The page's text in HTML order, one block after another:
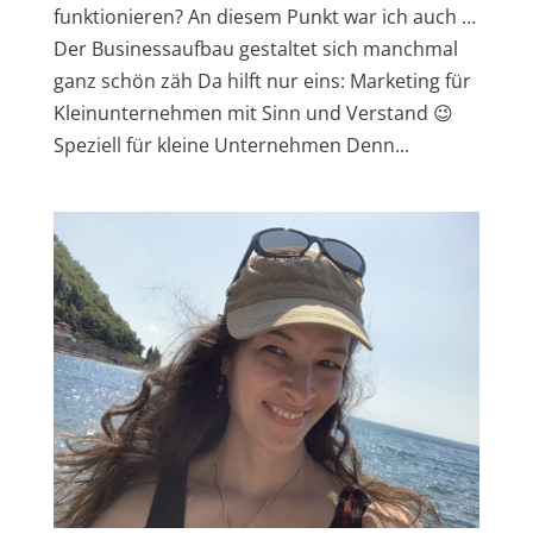
funktionieren? An diesem Punkt war ich auch …
Der Businessaufbau gestaltet sich manchmal
ganz schön zäh Da hilft nur eins: Marketing für
Kleinunternehmen mit Sinn und Verstand 😉
Speziell für kleine Unternehmen Denn...